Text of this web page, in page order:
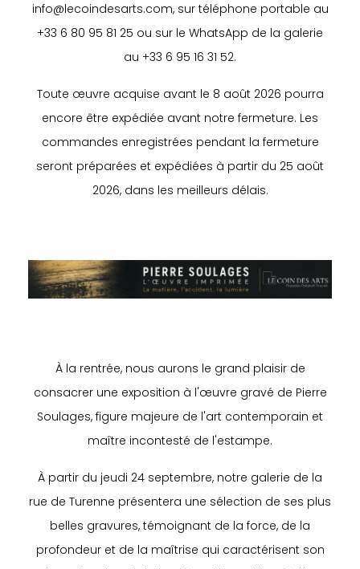
info@lecoindesarts.com, sur téléphone portable au
+33 6 80 95 81 25 ou sur le WhatsApp de la galerie
au +33 6 95 16 31 52.
Toute œuvre acquise avant le 8 août 2026 pourra
encore être expédiée avant notre fermeture. Les
commandes enregistrées pendant la fermeture
seront préparées et expédiées à partir du 25 août
2026, dans les meilleurs délais.
À la rentrée, nous aurons le grand plaisir de
consacrer une exposition à l'œuvre gravé de Pierre
Soulages, figure majeure de l'art contemporain et
maître incontesté de l'estampe.
À partir du jeudi 24 septembre, notre galerie de la
rue de Turenne présentera une sélection de ses plus
belles gravures, témoignant de la force, de la
profondeur et de la maîtrise qui caractérisent son